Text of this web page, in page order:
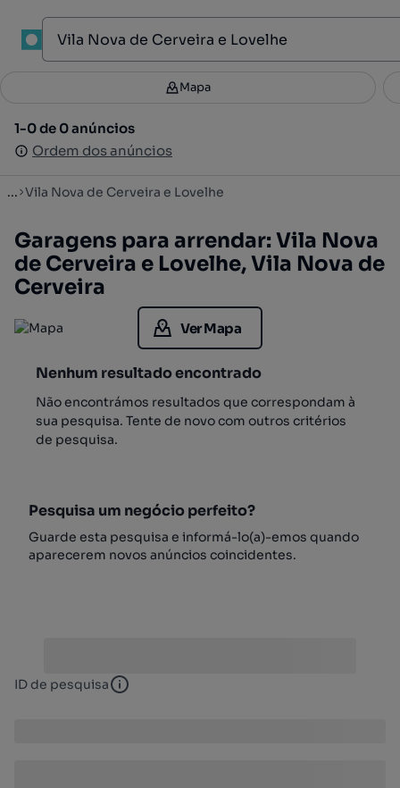
Filtros 3
1-0 de 0 anúncios
Ordem dos anúncios
Mapa
1-0 de 0 anúncios
Ordem dos anúncios
... Vila Nova de Cerveira e Lovelhe
Garagens para arrendar: Vila Nova
de Cerveira e Lovelhe, Vila Nova de
Cerveira
Ver Mapa
Nenhum resultado encontrado
Não encontrámos resultados que correspondam à
sua pesquisa. Tente de novo com outros critérios
de pesquisa.
Pesquisa um negócio perfeito?
Guarde esta pesquisa e informá-lo(a)-emos quando
aparecerem novos anúncios coincidentes.
ID de pesquisa ID de pesquisa